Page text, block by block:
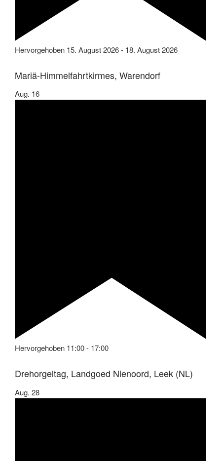
Hervorgehoben 15. August 2026- 18. August 2026
Mariä-Himmelfahrtkirmes, Warendorf
Aug. 16
Hervorgehoben 11:00- 17:00
Drehorgeltag, Landgoed Nienoord, Leek (NL)
Aug. 28